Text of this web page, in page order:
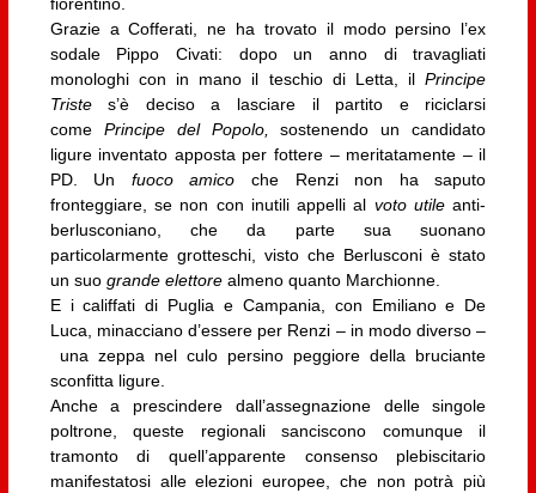
fiorentino.
Grazie a Cofferati, ne ha trovato il modo persino l’ex
sodale Pippo Civati: dopo un anno di travagliati
monologhi con in mano il teschio di Letta, ilPrincipe
Tristes’è deciso a lasciare il partito e riciclarsi
come Principe del Popolo, sostenendo un candidato
ligure inventato apposta per fottere – meritatamente – il
PD. Un fuocoamico che Renzi non ha saputo
fronteggiare, se non con inutili appelli al voto utile anti-
berlusconiano, che da parte sua suonano
particolarmente grotteschi, visto che Berlusconi è stato
un suo grande elettorealmeno quanto Marchionne.
E i califfati di Puglia e Campania, con Emiliano e De
Luca, minacciano d’essere per Renzi – in modo diverso –
una zeppa nel culo persino peggiore della bruciante
sconfitta ligure.
Anche a prescindere dall’assegnazione delle singole
poltrone, queste regionali sanciscono comunque il
tramonto di quell’apparente consenso plebiscitario
manifestatosi alle elezioni europee, che non potrà più